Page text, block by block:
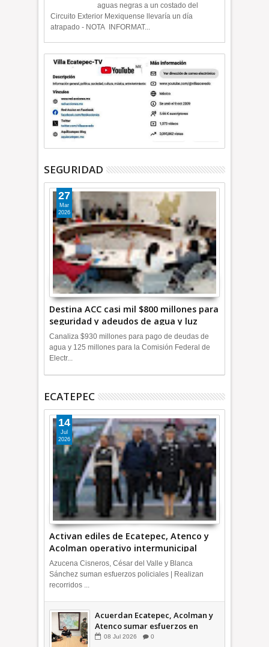
aguas negras a un costado del
Circuito Exterior Mexiquense llevaría un día
atrapado - NOTA INFORMAT...
SEGURIDAD
Destina ACC casi mil $800 millones para
seguridad y adeudos de agua y luz
+Video
27
Mar
2026
Canaliza $930 millones para pago de deudas de
agua y 125 millones para la Comisión Federal de
Electr...
ECATEPEC
Activan ediles de Ecatepec, Atenco y
Acolman operativo intermunicipal
14
Jul
2026
Azucena Cisneros, César del Valle y Blanca
Sánchez suman esfuerzos policiales | Realizan
recorridos ...
Acuerdan Ecatepec, Acolman y
Atenco sumar esfuerzos en
seguridad
08 Jul 2026 0